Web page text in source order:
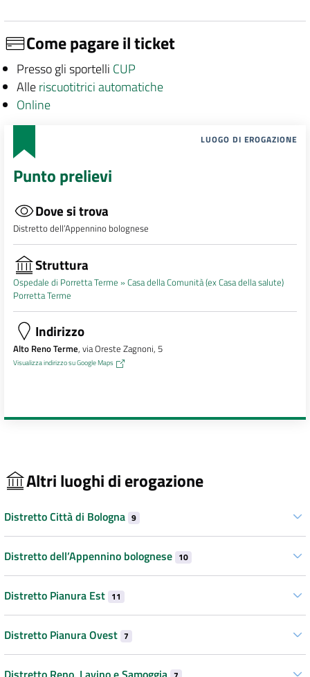
Come pagare il ticket
Presso gli sportelli CUP
Alleriscuotitrici automatiche
Online
LUOGO DI EROGAZIONE
Punto prelievi
Dove si trova
Distretto dell’Appennino bolognese
Struttura
Ospedale di Porretta Terme »Casa della Comunità (ex Casa della salute)
Porretta Terme
Indirizzo
Alto Reno Terme, via Oreste Zagnoni, 5
Visualizza indirizzo su Google Maps
Altri luoghi di erogazione
Distretto Città di Bologna 9
Distretto dell’Appennino bolognese 10
Distretto Pianura Est 11
Distretto Pianura Ovest 7